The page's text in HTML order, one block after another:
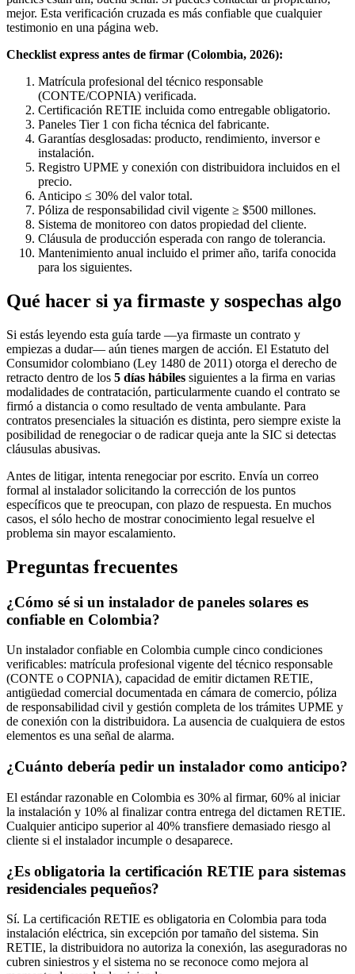
mejor. Esta verificación cruzada es más confiable que cualquier
testimonio en una página web.
Checklist express antes de firmar (Colombia, 2026):
Matrícula profesional del técnico responsable
(CONTE/COPNIA) verificada.
Certificación RETIE incluida como entregable obligatorio.
Paneles Tier 1 con ficha técnica del fabricante.
Garantías desglosadas: producto, rendimiento, inversor e
instalación.
Registro UPME y conexión con distribuidora incluidos en el
precio.
Anticipo ≤ 30% del valor total.
Póliza de responsabilidad civil vigente ≥ $500 millones.
Sistema de monitoreo con datos propiedad del cliente.
Cláusula de producción esperada con rango de tolerancia.
Mantenimiento anual incluido el primer año, tarifa conocida
para los siguientes.
Qué hacer si ya firmaste y sospechas algo
Si estás leyendo esta guía tarde —ya firmaste un contrato y
empiezas a dudar— aún tienes margen de acción. El Estatuto del
Consumidor colombiano (Ley 1480 de 2011) otorga el derecho de
retracto dentro de los 5 días hábiles siguientes a la firma en varias
modalidades de contratación, particularmente cuando el contrato se
firmó a distancia o como resultado de venta ambulante. Para
contratos presenciales la situación es distinta, pero siempre existe la
posibilidad de renegociar o de radicar queja ante la SIC si detectas
cláusulas abusivas.
Antes de litigar, intenta renegociar por escrito. Envía un correo
formal al instalador solicitando la corrección de los puntos
específicos que te preocupan, con plazo de respuesta. En muchos
casos, el sólo hecho de mostrar conocimiento legal resuelve el
problema sin mayor escalamiento.
Preguntas frecuentes
¿Cómo sé si un instalador de paneles solares es
confiable en Colombia?
Un instalador confiable en Colombia cumple cinco condiciones
verificables: matrícula profesional vigente del técnico responsable
(CONTE o COPNIA), capacidad de emitir dictamen RETIE,
antigüedad comercial documentada en cámara de comercio, póliza
de responsabilidad civil y gestión completa de los trámites UPME y
de conexión con la distribuidora. La ausencia de cualquiera de estos
elementos es una señal de alarma.
¿Cuánto debería pedir un instalador como anticipo?
El estándar razonable en Colombia es 30% al firmar, 60% al iniciar
la instalación y 10% al finalizar contra entrega del dictamen RETIE.
Cualquier anticipo superior al 40% transfiere demasiado riesgo al
cliente si el instalador incumple o desaparece.
¿Es obligatoria la certificación RETIE para sistemas
residenciales pequeños?
Sí. La certificación RETIE es obligatoria en Colombia para toda
instalación eléctrica, sin excepción por tamaño del sistema. Sin
RETIE, la distribuidora no autoriza la conexión, las aseguradoras no
cubren siniestros y el sistema no se reconoce como mejora al